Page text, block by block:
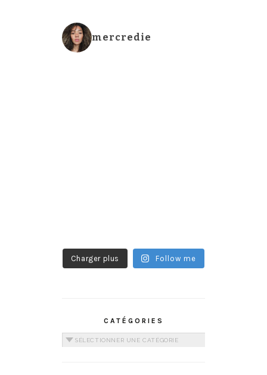
mercredie
Charger plus Follow me
CATÉGORIES
Catégories